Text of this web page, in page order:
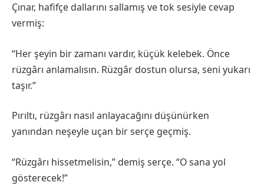
Çınar, hafifçe dallarını sallamış ve tok sesiyle cevap
vermiş:
“Her şeyin bir zamanı vardır, küçük kelebek. Önce
rüzgârı anlamalısın. Rüzgâr dostun olursa, seni yukarı
taşır.”
Pırıltı, rüzgârı nasıl anlayacağını düşünürken
yanından neşeyle uçan bir serçe geçmiş.
“Rüzgârı hissetmelisin,” demiş serçe. “O sana yol
gösterecek!”